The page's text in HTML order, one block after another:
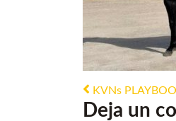
Post
KVNs
Deja un